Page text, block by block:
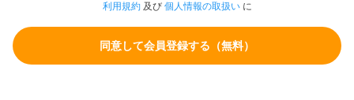
利用規約及び 個人情報の取扱いに